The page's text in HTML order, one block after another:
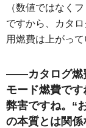
（数値ではなく
ですから、カタ
用燃費は上がって
――カタログ燃
モード燃費で
弊害ですね。“
の本質とは関係